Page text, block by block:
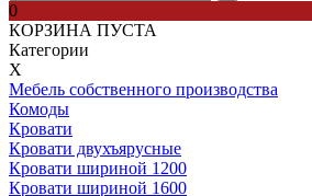
0
КОРЗИНА ПУСТА
Категории
Х
Мебель собственного производства
Комоды
Кровати
Кровати двухъярусные
Кровати шириной 1200
Кровати шириной 1600